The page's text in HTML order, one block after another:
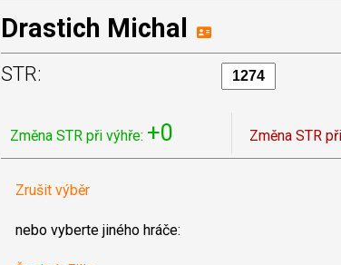
Drastich Michal
STR:
Změna STR při výhře: +0 Změna STR
Zrušit výběr
nebo vyberte jiného hráče: